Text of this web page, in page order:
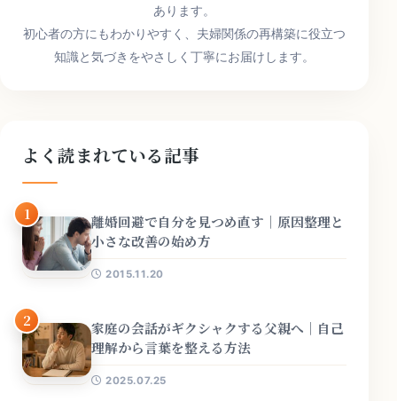
あります。
初心者の方にもわかりやすく、夫婦関係の再構築に役立つ
知識と気づきをやさしく丁寧にお届けします。
よく読まれている記事
1
離婚回避で自分を見つめ直す｜原因整理と
小さな改善の始め方
2015.11.20
2
家庭の会話がギクシャクする父親へ｜自己
理解から言葉を整える方法
2025.07.25